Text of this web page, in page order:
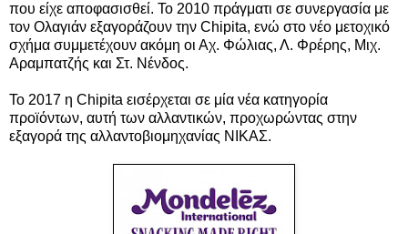
που είχε αποφασισθεί. Το 2010 πράγματι σε συνεργασία με
τον Ολαγιάν εξαγοράζουν την Chipita, ενώ στο νέο μετοχικό
σχήμα συμμετέχουν ακόμη οι Αχ. Φώλιας, Λ. Φρέρης, Μιχ.
Αραμπατζής και Στ. Νένδος.
Το 2017 η Chipita εισέρχεται σε μία νέα κατηγορία
προϊόντων, αυτή των αλλαντικών, προχωρώντας στην
εξαγορά της αλλαντοβιομηχανίας ΝΙΚΑΣ.